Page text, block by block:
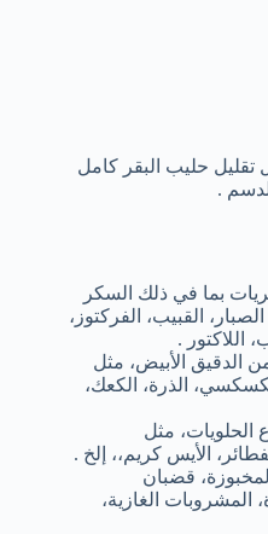
تقليل حليب البقر كامل
.
بما في ذلك السكر
القبيب، الفركتوز،
اللاكتور .
الدقيق الأبيض، مثل
الكسكسي، الذرة، الكعك،
الحلويات، مثل
الأيس كريم،، إلخ .
قضبان
المشروبات الغازية،